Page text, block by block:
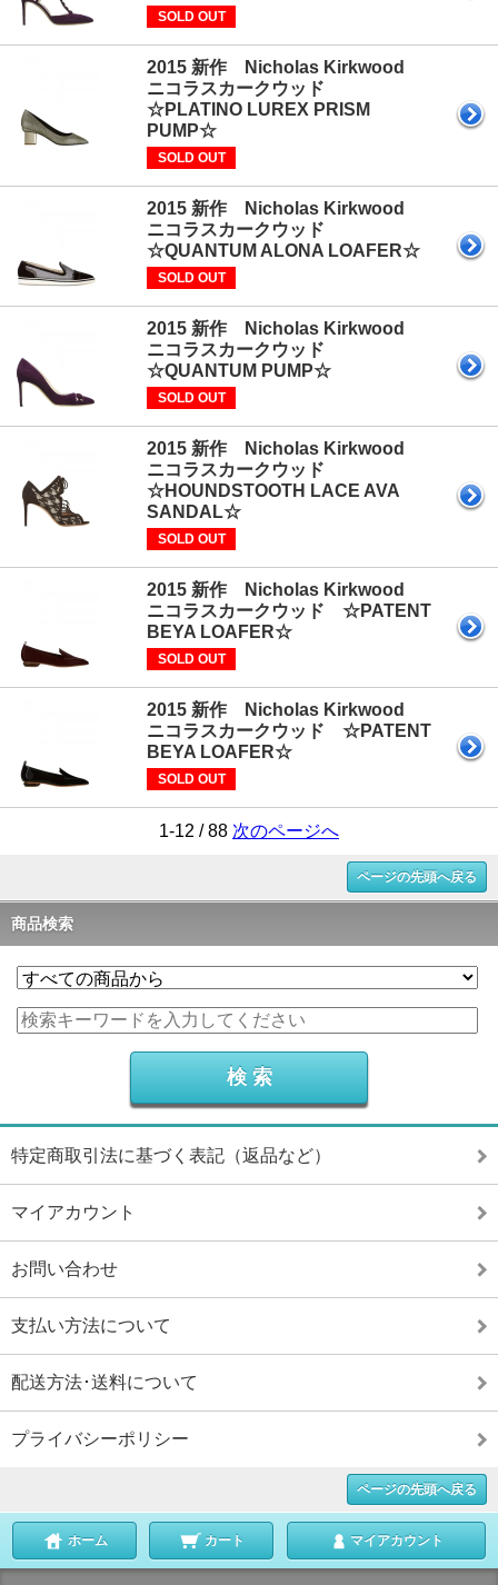
SOLD OUT
2015 新作 Nicholas Kirkwood
ニコラスカークウッド
☆PLATINO LUREX PRISM
PUMP☆
SOLD OUT
2015 新作 Nicholas Kirkwood
ニコラスカークウッド
☆QUANTUM ALONA LOAFER☆
SOLD OUT
2015 新作 Nicholas Kirkwood
ニコラスカークウッド
☆QUANTUM PUMP☆
SOLD OUT
2015 新作 Nicholas Kirkwood
ニコラスカークウッド
☆HOUNDSTOOTH LACE AVA
SANDAL☆
SOLD OUT
2015 新作 Nicholas Kirkwood
ニコラスカークウッド ☆PATENT
BEYA LOAFER☆
SOLD OUT
2015 新作 Nicholas Kirkwood
ニコラスカークウッド ☆PATENT
BEYA LOAFER☆
SOLD OUT
1-12 / 88 次のページへ
ページの先頭へ戻る
商品検索
特定商取引法に基づく表記（返品など）
マイアカウント
お問い合わせ
支払い方法について
配送方法･送料について
プライバシーポリシー
ページの先頭へ戻る
ホーム カート マイアカウント